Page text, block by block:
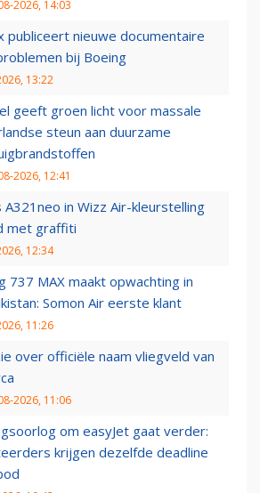
2026, 14:03
publiceert nieuwe documentaire
bij Boeing
13:22
geeft groen licht voor massale
steun aan duurzame
2026, 12:41
A321neo in Wizz Air-kleurstelling
met graffiti
12:34
737 MAX maakt opwachting in
Somon Air eerste klant
11:26
over officiële naam vliegveld van
2026, 11:06
om easyJet gaat verder:
krijgen dezelfde deadline